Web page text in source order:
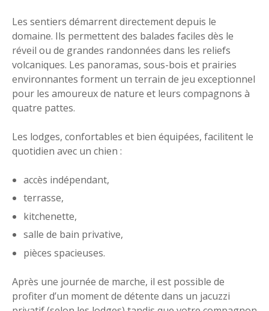
Les sentiers démarrent directement depuis le
domaine. Ils permettent des balades faciles dès le
réveil ou de grandes randonnées dans les reliefs
volcaniques. Les panoramas, sous-bois et prairies
environnantes forment un terrain de jeu exceptionnel
pour les amoureux de nature et leurs compagnons à
quatre pattes.
Les lodges, confortables et bien équipées, facilitent le
quotidien avec un chien :
accès indépendant,
terrasse,
kitchenette,
salle de bain privative,
pièces spacieuses.
Après une journée de marche, il est possible de
profiter d’un moment de détente dans un jacuzzi